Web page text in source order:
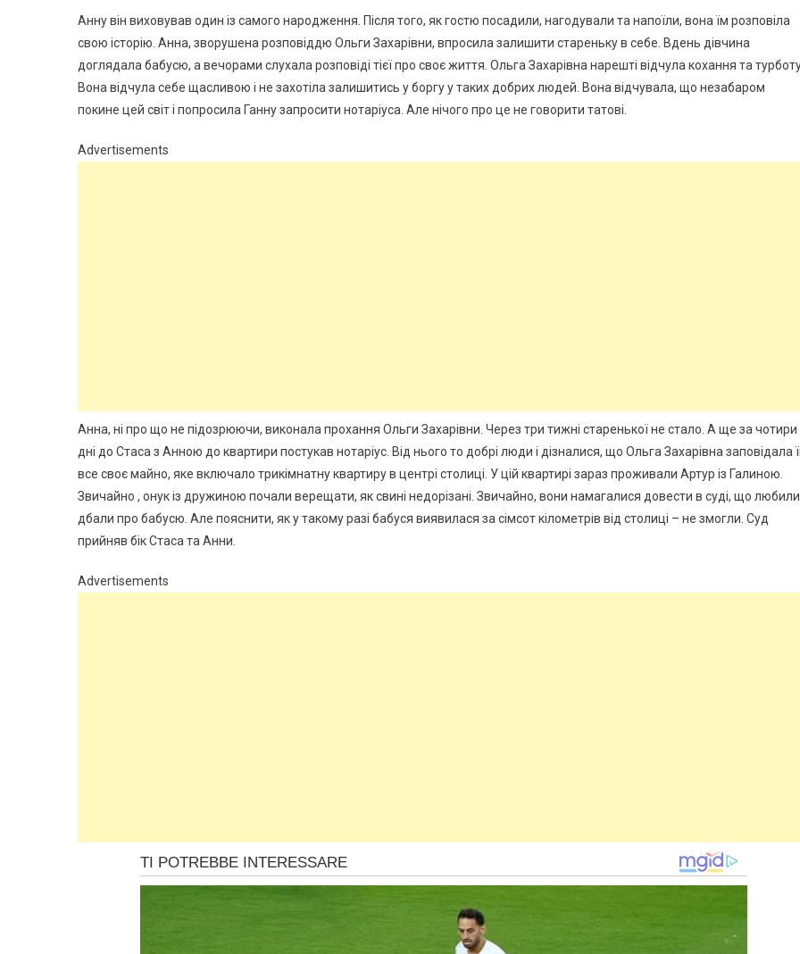
Анну він виховував один із самого народження. Після того, як гостю посадили, нагодували та напоїли, вона їм розповіла
свою історію. Анна, зворушена розповіддю Ольги Захарівни, впросила залишити стареньку в себе. Вдень дівчина
доглядала бабусю, а вечорами слухала розповіді тієї про своє життя. Ольга Захарівна нарешті відчула кохання та
Вона відчула себе щасливою і не захотіла залишитись у боргу у таких добрих людей. Вона відчувала, що незабаром
покине цей світ і попросила Ганну запросити нотаріуса. Але нічого про це не говорити татові.
Advertisements
Анна, ні про що не підозрюючи, виконала прохання Ольги Захарівни. Через три тижні старенької не стало. А ще за чотири
дні до Стаса з Анною до квартири постукав нотаріус. Від нього то добрі люди і дізналися, що Ольга Захарівна заповідала
все своє майно, яке включало трикімнатну квартиру в центрі столиці. У цій квартирі зараз проживали Артур із Галиною.
Звичайно , онук із дружиною почали верещати, як свині недорізані. Звичайно, вони намагалися довести в суді, що любили
дбали про бабусю. Але пояснити, як у такому разі бабуся виявилася за сімсот кілометрів від столиці – не змогли. Суд
прийняв бік Стаса та Анни.
Advertisements